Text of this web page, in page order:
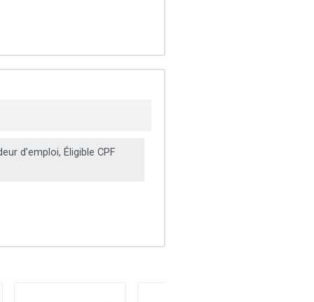
d’emploi, Éligible CPF